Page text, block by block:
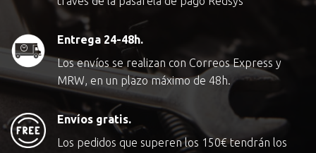
Entrega 24-48h.
Los envíos se realizan con Correos Express y
MRW, en un plazo máximo de 48h.
Envíos gratis.
Los pedidos que superen los 150€tendrán los